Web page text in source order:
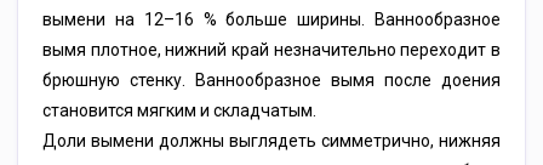
вымени на 12–16 % больше ширины. Ваннообразное
вымя плотное, нижний край незначительно переходит в
брюшную стенку. Ваннообразное вымя после доения
становится мягким и складчатым.
Доли вымени должны выглядеть симметрично, нижняя